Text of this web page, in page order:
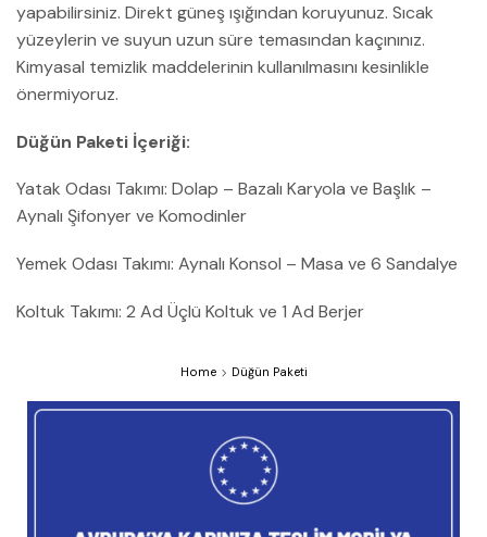
yapabilirsiniz. Direkt güneş ışığından koruyunuz. Sıcak
yüzeylerin ve suyun uzun süre temasından kaçınınız.
Kimyasal temizlik maddelerinin kullanılmasını kesinlikle
önermiyoruz.
Düğün Paketi İçeriği:
Yatak Odası Takımı: Dolap – Bazalı Karyola ve Başlık –
Aynalı Şifonyer ve Komodinler
Yemek Odası Takımı: Aynalı Konsol – Masa ve 6 Sandalye
Koltuk Takımı: 2 Ad Üçlü Koltuk ve 1 Ad Berjer
Home Düğün Paketi